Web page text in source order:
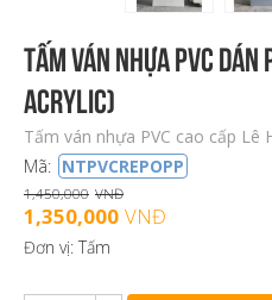
Tấm ván nhựa PVC dán
ACRYLIC)
Tấm ván nhựa PVC cao cấp Lê
Mã: NTPVCREPOPP
1,450,000 VNĐ
1,350,000 VNĐ
Đơn vị: Tấm